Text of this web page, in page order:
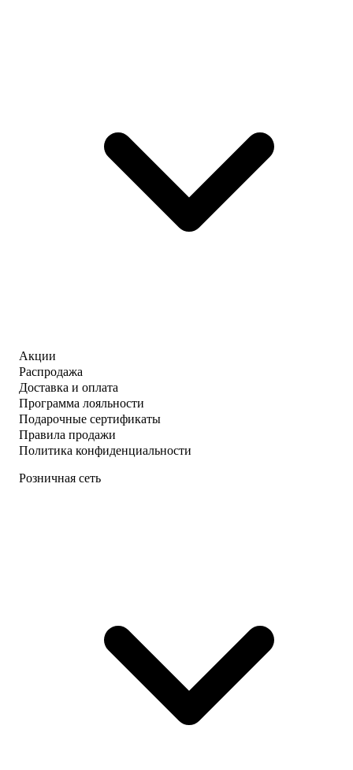
Акции
Распродажа
Доставка и оплата
Программа лояльности
Подарочные сертификаты
Правила продажи
Политика конфиденциальности
Розничная сеть